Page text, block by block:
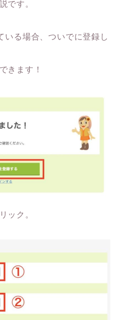
です。
いる場合、ついでに登録し
きます！
ック。